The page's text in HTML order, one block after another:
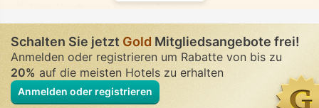
• In allen Zimmern
Schalten Sie jetztGold Mitgliedsangebote frei!
Anmelden oder registrieren um Rabatte von bis zu
20%auf die meisten Hotels zu erhalten
Anmelden oder registrieren